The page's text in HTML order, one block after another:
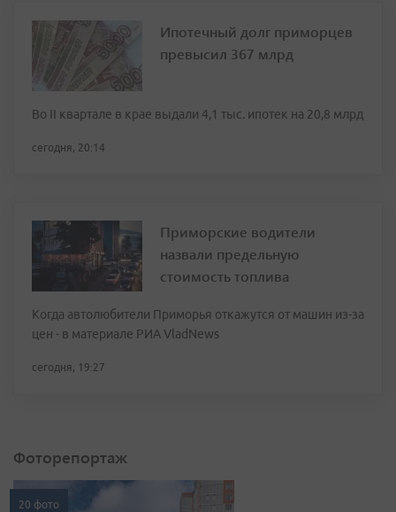
Ипотечный долг приморцев
превысил 367 млрд
Во II квартале в крае выдали 4,1 тыс. ипотек на 20,8 млрд
сегодня, 20:14
Приморские водители
назвали предельную
стоимость топлива
Когда автолюбители Приморья откажутся от машин из-за
цен - в материале РИА VladNews
сегодня, 19:27
Фоторепортаж
20 фото